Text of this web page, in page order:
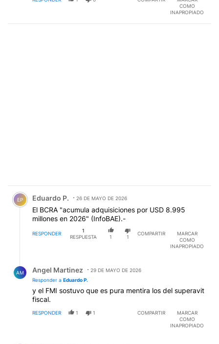
COMO
INAPROPIADO
Comentario de Eduardo P..
EP Eduardo P. 26 DE MAYO DE 2026
El BCRA "acumula adquisiciones por USD 8.995
millones en 2026" (InfoBAE).-
RESPONDER
1
RESPUESTA
1 1
COMPARTIR
MARCAR
COMO
INAPROPIADO
AM Angel Martinez
29 DE MAYO DE 2026
Responder a Eduardo P.
y el FMI sostuvo que es pura mentira los del superavit
fiscal.
RESPONDER 1 1 COMPARTIR
MARCAR
COMO
INAPROPIADO